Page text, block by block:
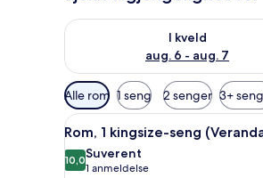
I kveld
aug. 6 - aug. 7
Sjekk tilgjengelighet for i
Tilgjengelige
filtre
for
rom
Alle rom 1 seng 2 senger 3+
Åpne
alle
bildene
6
Rom, 1 kingsize-seng
10,010,0 av 10
Suverent
1 anmeldelse
(1